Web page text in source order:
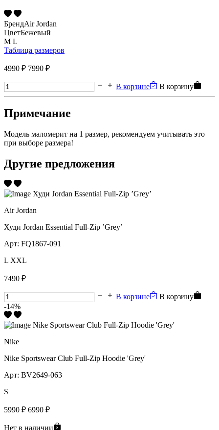
БрендAir Jordan
ЦветБежевый
M L
Таблица размеров
4990 ₽ 7990 ₽
В корзине В корзину
Примечание
Модель маломерит на 1 размер, рекомендуем учитывать это
при выборе размера!
Другие предложения
Air Jordan
Худи Jordan Essential Full-Zip ’Grey’
Арт: FQ1867-091
L XXL
7490 ₽
В корзине
В корзину
-14%
Nike
Nike Sportswear Club Full-Zip Hoodie 'Grey'
Арт: BV2649-063
S
5990 ₽ 6990 ₽
Нет в наличии